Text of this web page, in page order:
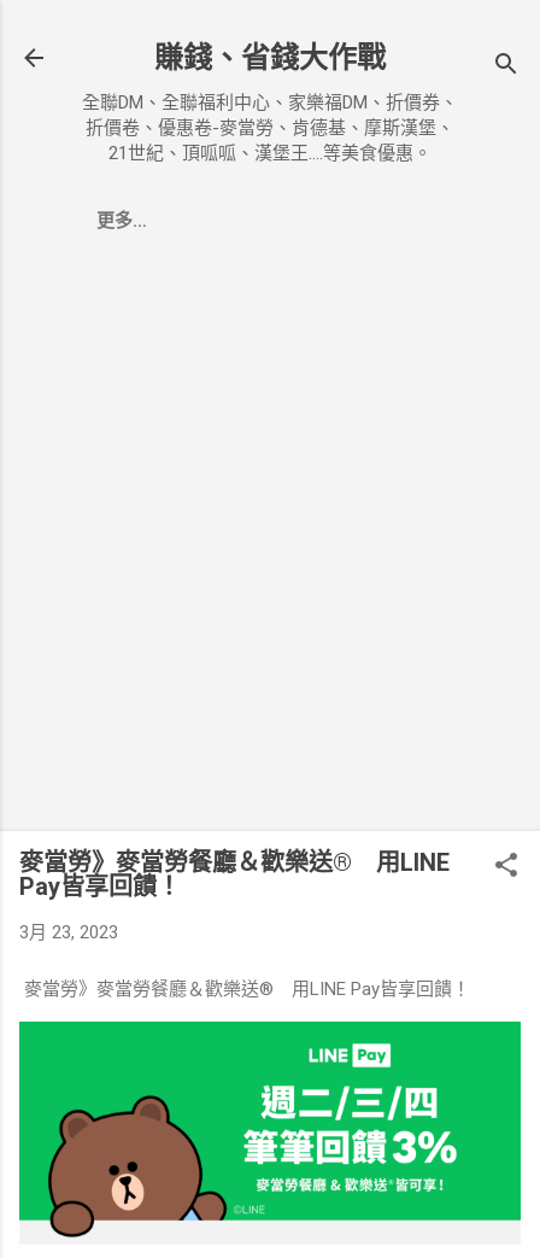
賺錢、省錢大作戰
全聯DM、全聯福利中心、家樂福DM、折價券、
折價卷、優惠卷-麥當勞、肯德基、摩斯漢堡、
21世紀、頂呱呱、漢堡王....等美食優惠。
更多…
麥當勞》麥當勞餐廳＆歡樂送® 用LINE
Pay皆享回饋！
3月 23, 2023
麥當勞》麥當勞餐廳＆歡樂送® 用LINE Pay皆享回饋！